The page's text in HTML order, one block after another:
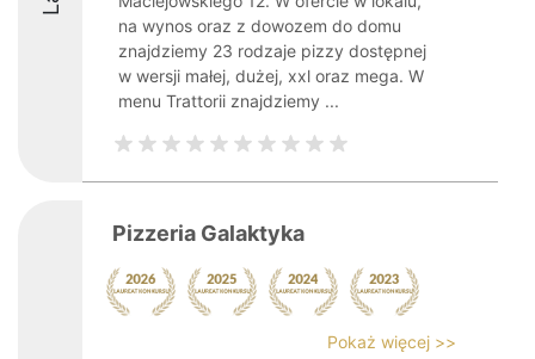
na wynos oraz z dowozem do domu
znajdziemy 23 rodzaje pizzy dostępnej
w wersji małej, dużej, xxl oraz mega. W
menu Trattorii znajdziemy ...
Pizzeria Galaktyka
Pokaż więcej >>